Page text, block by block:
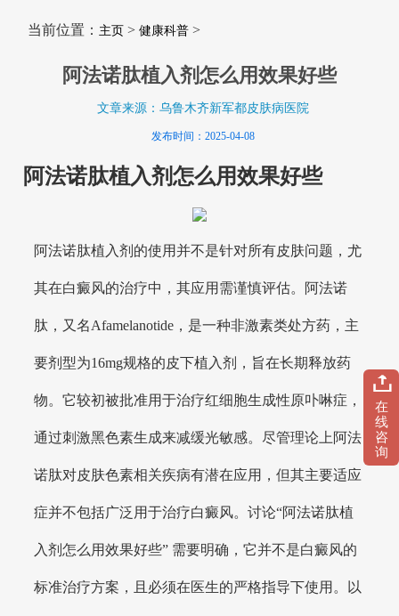
当前位置： 主页> 健康科普>
阿法诺肽植入剂怎么用效果好些
文章来源：乌鲁木齐新军都皮肤病医院
发布时间：2025-04-08
阿法诺肽植入剂怎么用效果好些
阿法诺肽植入剂的使用并不是针对所有皮肤问题，尤
其在白癜风的治疗中，其应用需谨慎评估。阿法诺
肽，又名Afamelanotide，是一种非激素类处方药，主
要剂型为16mg规格的皮下植入剂，旨在长期释放药
物。它较初被批准用于治疗红细胞生成性原卟啉症，
通过刺激黑色素生成来减缓光敏感。尽管理论上阿法
诺肽对皮肤色素相关疾病有潜在应用，但其主要适应
症并不包括广泛用于治疗白癜风。讨论“阿法诺肽植
入剂怎么用效果好些” 需要明确，它并不是白癜风的
标准治疗方案，且必须在医生的严格指导下使用。以
在
线
咨
询